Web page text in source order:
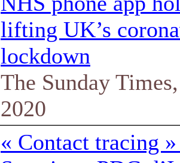
lifting UK’s
lockdown
The Sunday
2020
« Contact tracing